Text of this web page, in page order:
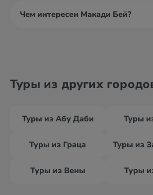
Чем интересен Макади Бей?
Туры из других
Туры из Абу Даби Туры
Туры из Граца Туры из
Туры из Вены Туры